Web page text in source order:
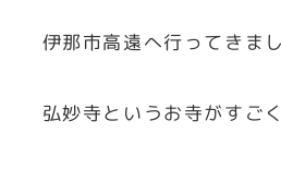
伊那市高遠へ行ってきまし
弘妙寺というお寺がすご